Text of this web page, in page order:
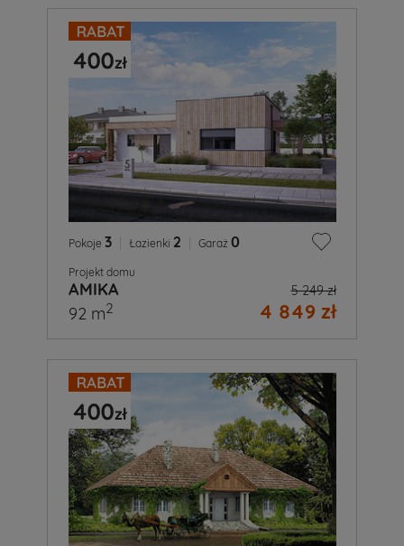
Pokoje 3 Łazienki 2 Garaż 0
Projekt domu
AMIKA 5 249 zł
4 849 zł
92 m2